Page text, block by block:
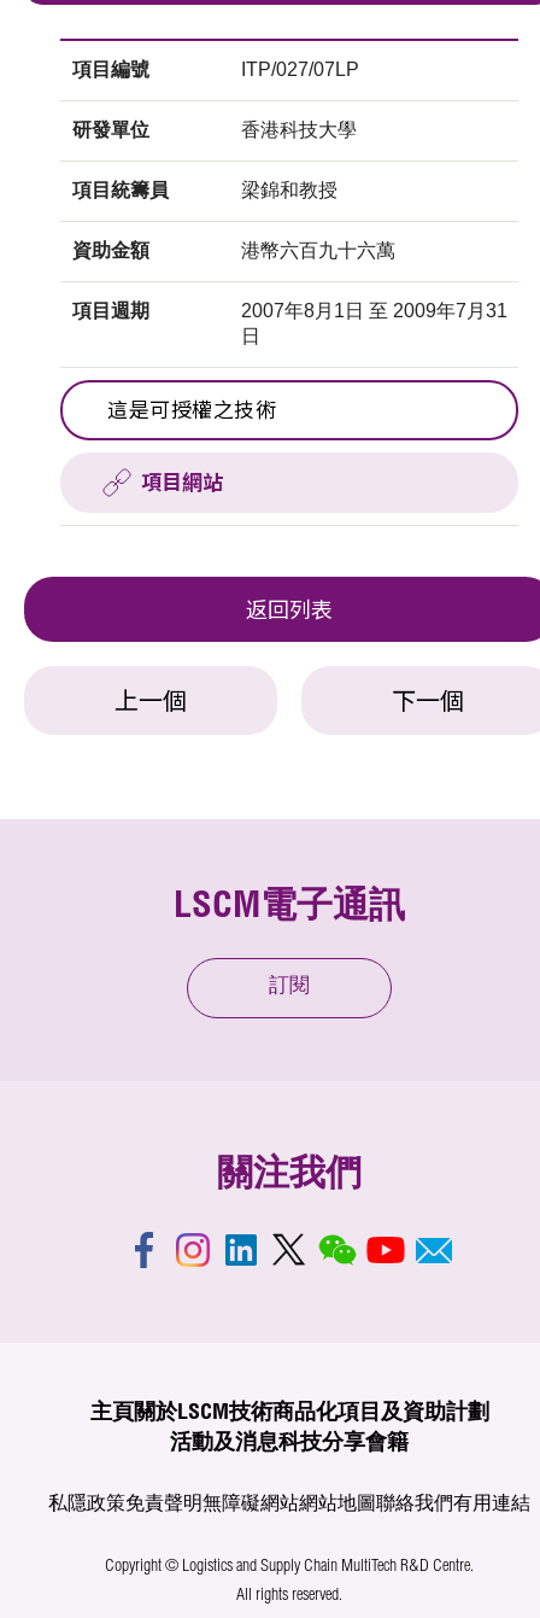
項目編號 ITP/027/07LP
研發單位 香港科技大學
項目統籌員 梁錦和教授
資助金額 港幣六百九十六萬
項目週期
2007年8月1日 至 2009年7月31
日
這是可授權之技術
項目網站
返回列表
上一個 下一個
LSCM電子通訊
訂閱
關注我們
主頁 關於LSCM技術商品化項目及資助計劃
活動及消息科技分享會籍
私隱政策免責聲明無障礙網站網站地圖聯絡我們有用連結
Copyright © Logistics and Supply Chain MultiTech R&D Centre.
All rights reserved.